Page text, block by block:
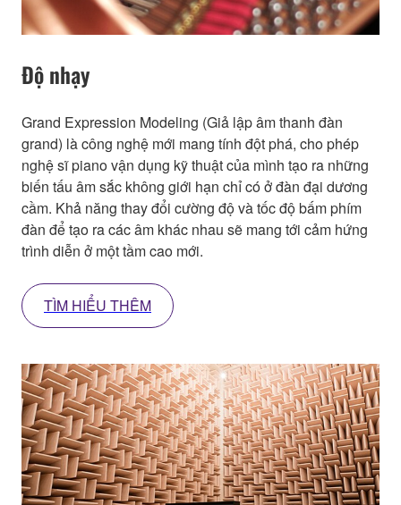
Độ nhạy
Grand Expression Modeling (Giả lập âm thanh đàn
grand) là công nghệ mới mang tính đột phá, cho phép
nghệ sĩ piano vận dụng kỹ thuật của mình tạo ra những
biến tấu âm sắc không giới hạn chỉ có ở đàn đại dương
cầm. Khả năng thay đổi cường độ và tốc độ bấm phím
đàn để tạo ra các âm khác nhau sẽ mang tới cảm hứng
trình diễn ở một tầm cao mới.
TÌM HIỂU THÊM